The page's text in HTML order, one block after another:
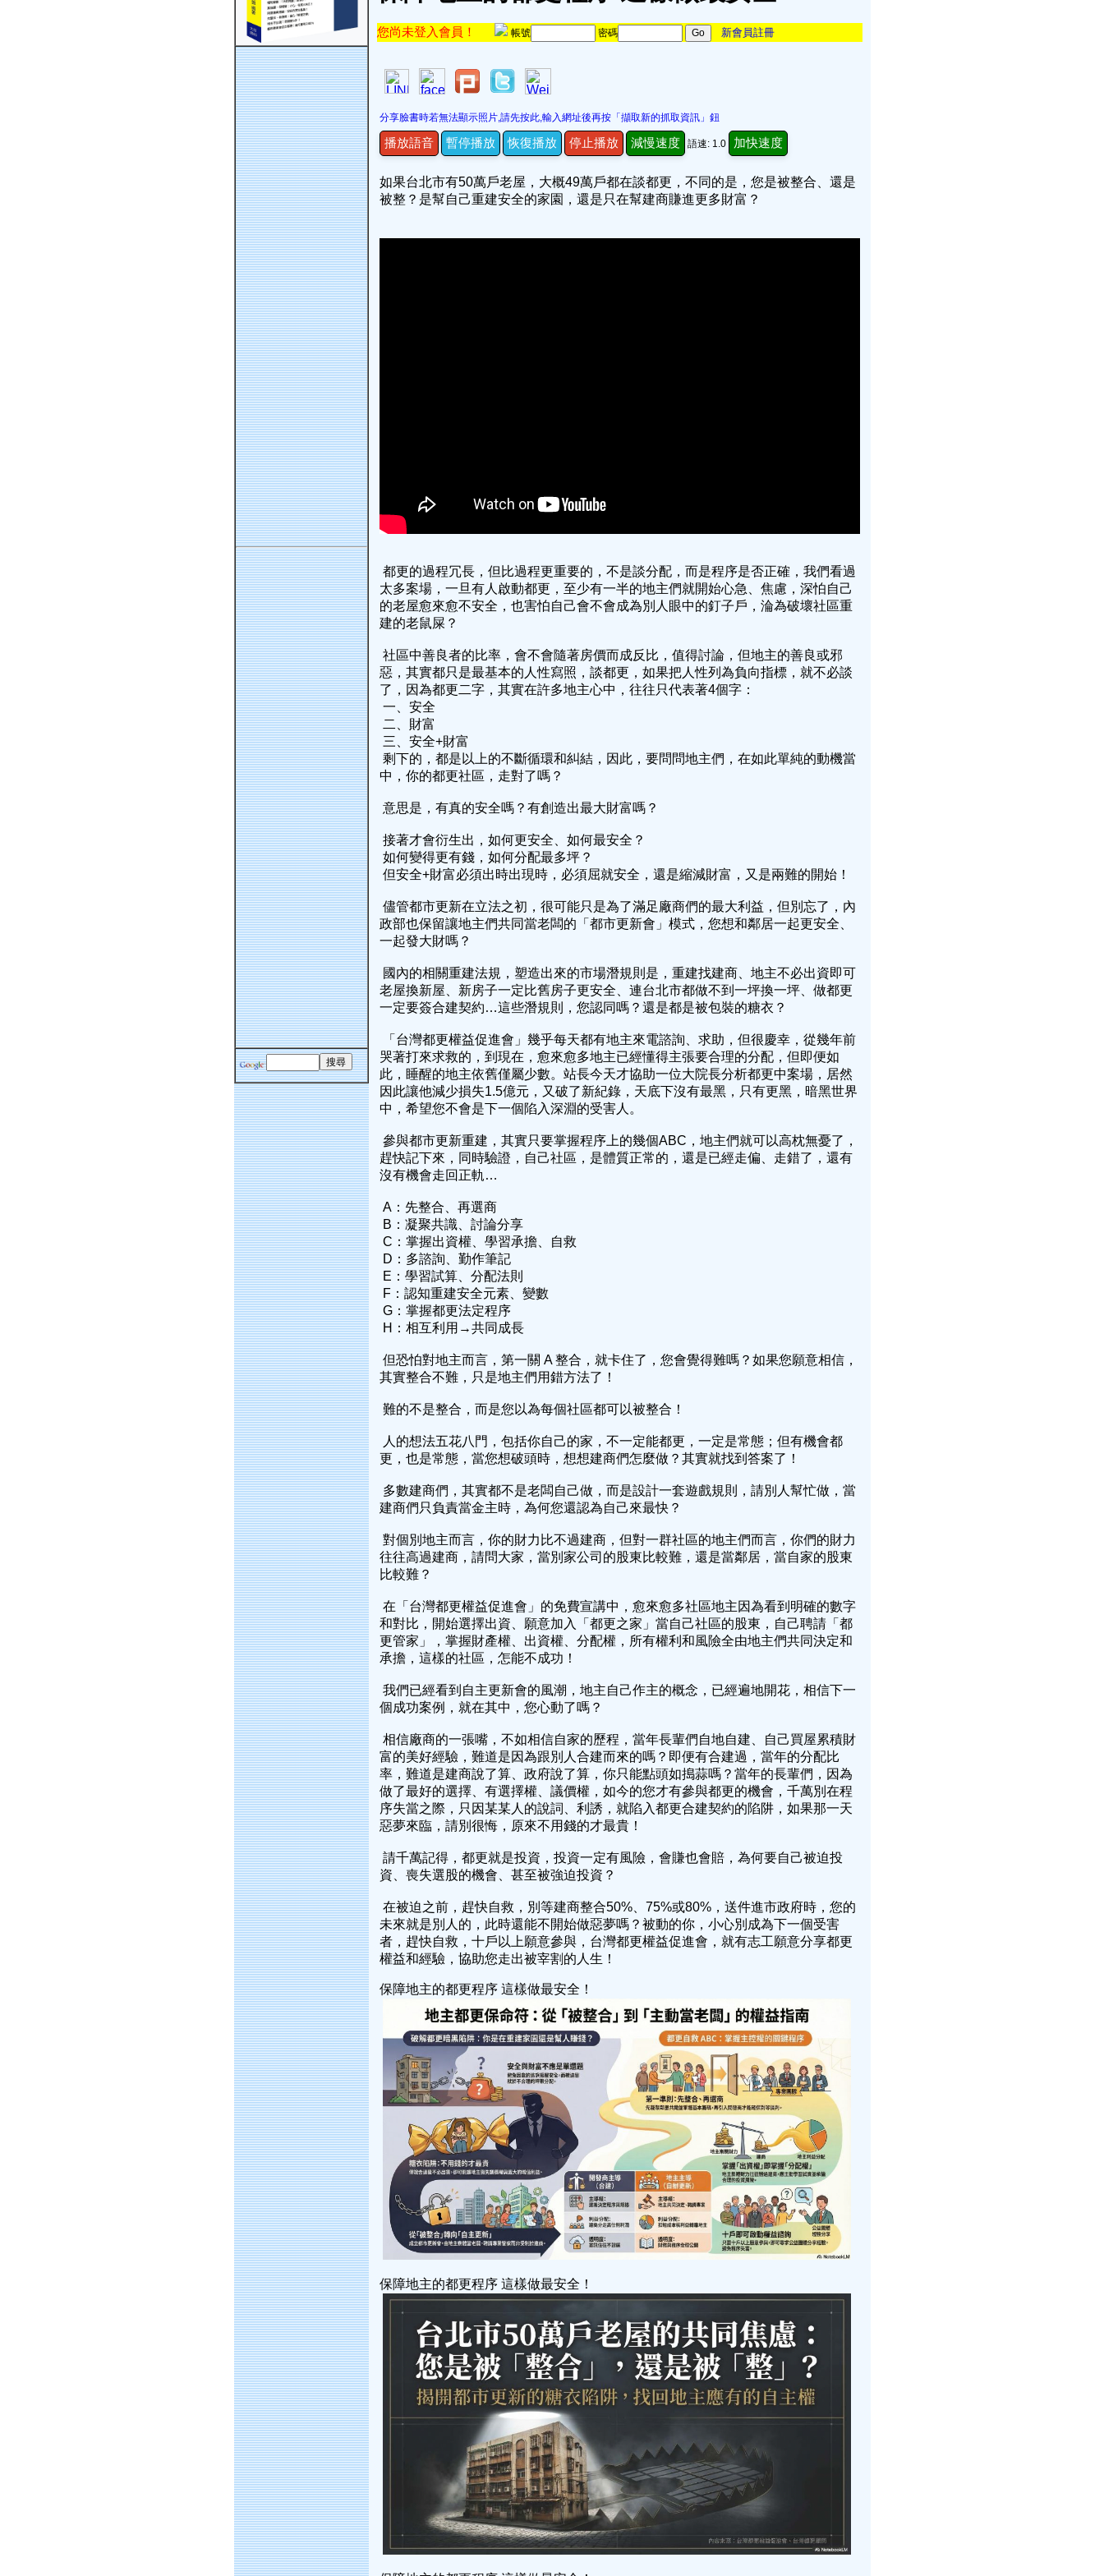
您尚未登入會員！ 帳號 密碼 新會員註冊
分享臉書時若無法顯示照片,請先按此,輸入網址後再按「擷取新的抓取資訊」鈕
播放語音 暫停播放 恢復播放 停止播放 減慢速度 語速: 1.0 加快速度
如果台北市有50萬戶老屋，大概49萬戶都在談都更，不同的是，您是被整合、還是
被整？是幫自己重建安全的家園，還是只在幫建商賺進更多財富？
都更的過程冗長，但比過程更重要的，不是談分配，而是程序是否正確，我們看過
太多案場，一旦有人啟動都更，至少有一半的地主們就開始心急、焦慮，深怕自己
的老屋愈來愈不安全，也害怕自己會不會成為別人眼中的釘子戶，淪為破壞社區重
建的老鼠屎？
社區中善良者的比率，會不會隨著房價而成反比，值得討論，但地主的善良或邪
惡，其實都只是最基本的人性寫照，談都更，如果把人性列為負向指標，就不必談
了，因為都更二字，其實在許多地主心中，往往只代表著4個字：
一、安全
二、財富
三、安全+財富
剩下的，都是以上的不斷循環和糾結，因此，要問問地主們，在如此單純的動機當
中，你的都更社區，走對了嗎？
意思是，有真的安全嗎？有創造出最大財富嗎？
接著才會衍生出，如何更安全、如何最安全？
如何變得更有錢，如何分配最多坪？
但安全+財富必須出時出現時，必須屈就安全，還是縮減財富，又是兩難的開始！
儘管都市更新在立法之初，很可能只是為了滿足廠商們的最大利益，但別忘了，內
政部也保留讓地主們共同當老闆的「都市更新會」模式，您想和鄰居一起更安全、
一起發大財嗎？
國內的相關重建法規，塑造出來的市場潛規則是，重建找建商、地主不必出資即可
老屋換新屋、新房子一定比舊房子更安全、連台北市都做不到一坪換一坪、做都更
一定要簽合建契約…這些潛規則，您認同嗎？還是都是被包裝的糖衣？
「台灣都更權益促進會」幾乎每天都有地主來電諮詢、求助，但很慶幸，從幾年前
哭著打來求救的，到現在，愈來愈多地主已經懂得主張要合理的分配，但即便如
此，睡醒的地主依舊僅屬少數。站長今天才協助一位大院長分析都更中案場，居然
因此讓他減少損失1.5億元，又破了新紀錄，天底下沒有最黑，只有更黑，暗黑世界
中，希望您不會是下一個陷入深淵的受害人。
參與都市更新重建，其實只要掌握程序上的幾個ABC，地主們就可以高枕無憂了，
趕快記下來，同時驗證，自己社區，是體質正常的，還是已經走偏、走錯了，還有
沒有機會走回正軌…
A：先整合、再選商
B：凝聚共識、討論分享
C：掌握出資權、學習承擔、自救
D：多諮詢、勤作筆記
E：學習試算、分配法則
F：認知重建安全元素、變數
G：掌握都更法定程序
H：相互利用→共同成長
但恐怕對地主而言，第一關 A 整合，就卡住了，您會覺得難嗎？如果您願意相信，
其實整合不難，只是地主們用錯方法了！
難的不是整合，而是您以為每個社區都可以被整合！
人的想法五花八門，包括你自己的家，不一定能都更，一定是常態；但有機會都
更，也是常態，當您想破頭時，想想建商們怎麼做？其實就找到答案了！
多數建商們，其實都不是老闆自己做，而是設計一套遊戲規則，請別人幫忙做，當
建商們只負責當金主時，為何您還認為自己來最快？
對個別地主而言，你的財力比不過建商，但對一群社區的地主們而言，你們的財力
往往高過建商，請問大家，當別家公司的股東比較難，還是當鄰居，當自家的股東
比較難？
在「台灣都更權益促進會」的免費宣講中，愈來愈多社區地主因為看到明確的數字
和對比，開始選擇出資、願意加入「都更之家」當自己社區的股東，自己聘請「都
更管家」，掌握財產權、出資權、分配權，所有權利和風險全由地主們共同決定和
承擔，這樣的社區，怎能不成功！
我們已經看到自主更新會的風潮，地主自己作主的概念，已經遍地開花，相信下一
個成功案例，就在其中，您心動了嗎？
相信廠商的一張嘴，不如相信自家的歷程，當年長輩們自地自建、自己買屋累積財
富的美好經驗，難道是因為跟別人合建而來的嗎？即便有合建過，當年的分配比
率，難道是建商說了算、政府說了算，你只能點頭如搗蒜嗎？當年的長輩們，因為
做了最好的選擇、有選擇權、議價權，如今的您才有參與都更的機會，千萬別在程
序失當之際，只因某某人的說詞、利誘，就陷入都更合建契約的陷阱，如果那一天
惡夢來臨，請別很悔，原來不用錢的才最貴！
請千萬記得，都更就是投資，投資一定有風險，會賺也會賠，為何要自己被迫投
資、喪失選股的機會、甚至被強迫投資？
在被迫之前，趕快自救，別等建商整合50%、75%或80%，送件進市政府時，您的
未來就是別人的，此時還能不開始做惡夢嗎？被動的你，小心別成為下一個受害
者，趕快自救，十戶以上願意參與，台灣都更權益促進會，就有志工願意分享都更
權益和經驗，協助您走出被宰割的人生！
保障地主的都更程序 這樣做最安全！
保障地主的都更程序 這樣做最安全！